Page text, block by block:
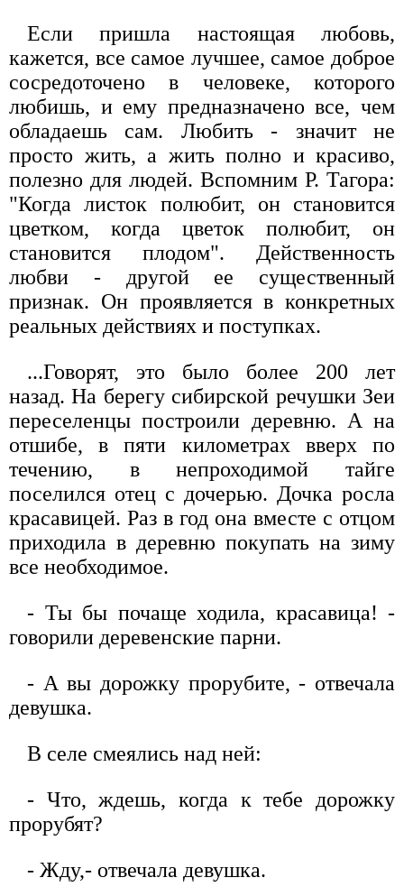
Если пришла настоящая любовь,
кажется, все самое лучшее, самое доброе
сосредоточено в человеке, которого
любишь, и ему предназначено все, чем
обладаешь сам. Любить - значит не
просто жить, а жить полно и красиво,
полезно для людей. Вспомним Р. Тагора:
"Когда листок полюбит, он становится
цветком, когда цветок полюбит, он
становится плодом". Действенность
любви - другой ее существенный
признак. Он проявляется в конкретных
реальных действиях и поступках.
...Говорят, это было более 200 лет
назад. На берегу сибирской речушки Зеи
переселенцы построили деревню. А на
отшибе, в пяти километрах вверх по
течению, в непроходимой тайге
поселился отец с дочерью. Дочка росла
красавицей. Раз в год она вместе с отцом
приходила в деревню покупать на зиму
все необходимое.
- Ты бы почаще ходила, красавица! -
говорили деревенские парни.
- А вы дорожку прорубите, - отвечала
девушка.
В селе смеялись над ней:
- Что, ждешь, когда к тебе дорожку
прорубят?
- Жду,- отвечала девушка.